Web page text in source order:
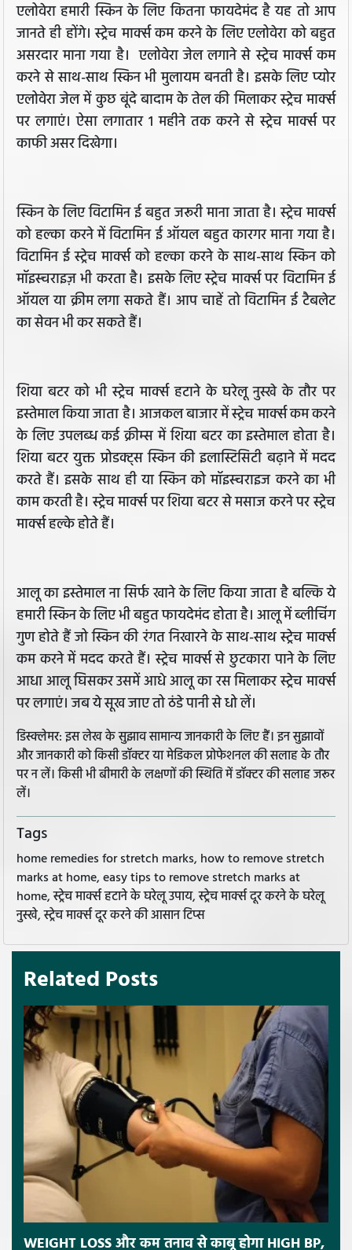
एलोवेरा हमारी स्किन के लिए कितना फायदेमंद है यह तो आप
जानते ही होंगे। स्ट्रेच मार्क्स कम करने के लिए एलोवेरा को बहुत
असरदार माना गया है। एलोवेरा जेल लगाने से स्ट्रेच मार्क्स कम
करने से साथ-साथ स्किन भी मुलायम बनती है। इसके लिए प्योर
एलोवेरा जेल में कुछ बूंदे बादाम के तेल की मिलाकर स्ट्रेच मार्क्स
पर लगाएं। ऐसा लगातार 1 महीने तक करने से स्ट्रेच मार्क्स पर
काफी असर दिखेगा।
स्किन के लिए विटामिन ई बहुत जरूरी माना जाता है। स्ट्रेच मार्क्स
को हल्का करने में विटामिन ई ऑयल बहुत कारगर माना गया है।
विटामिन ई स्ट्रेच मार्क्स को हल्का करने के साथ-साथ स्किन को
मॉइस्चराइज़ भी करता है। इसके लिए स्ट्रेच मार्क्स पर विटामिन ई
ऑयल या क्रीम लगा सकते हैं। आप चाहें तो विटामिन ई टैबलेट
का सेवन भी कर सकते हैं।
शिया बटर को भी स्ट्रेच मार्क्स हटाने के घरेलू नुस्खे के तौर पर
इस्तेमाल किया जाता है। आजकल बाजार में स्ट्रेच मार्क्स कम करने
के लिए उपलब्ध कई क्रीम्स में शिया बटर का इस्तेमाल होता है।
शिया बटर युक्त प्रोडक्ट्स स्किन की इलास्टिसिटी बढ़ाने में मदद
करते हैं। इसके साथ ही या स्किन को मॉइस्चराइज करने का भी
काम करती है। स्ट्रेच मार्क्स पर शिया बटर से मसाज करने पर स्ट्रेच
मार्क्स हल्के होते हैं।
आलू का इस्तेमाल ना सिर्फ खाने के लिए किया जाता है बल्कि ये
हमारी स्किन के लिए भी बहुत फायदेमंद होता है। आलू में ब्लीचिंग
गुण होते हैं जो स्किन की रंगत निखारने के साथ-साथ स्ट्रेच मार्क्स
कम करने में मदद करते हैं। स्ट्रेच मार्क्स से छुटकारा पाने के लिए
आधा आलू घिसकर उसमें आधे आलू का रस मिलाकर स्ट्रेच मार्क्स
पर लगाएं। जब ये सूख जाए तो ठंडे पानी से धो लें।
डिस्क्लेमर: इस लेख के सुझाव सामान्य जानकारी के लिए हैं। इन सुझावों
और जानकारी को किसी डॉक्टर या मेडिकल प्रोफेशनल की सलाह के तौर
पर न लें। किसी भी बीमारी के लक्षणों की स्थिति में डॉक्टर की सलाह जरूर
लें।
Tags
home remedies for stretch marks, how to remove stretch
marks at home, easy tips to remove stretch marks at
home, स्ट्रेच मार्क्स हटाने के घरेलू उपाय, स्ट्रेच मार्क्स दूर करने के घरेलू
नुस्खे, स्ट्रेच मार्क्स दूर करने की आसान टिप्स
Related Posts
WEIGHT LOSS और कम तनाव से काबू होगा HIGH BP,